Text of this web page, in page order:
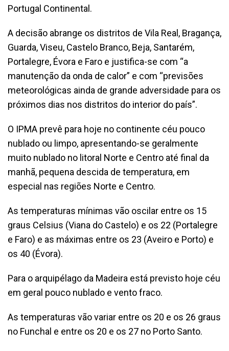
Portugal Continental.
A decisão abrange os distritos de Vila Real, Bragança,
Guarda, Viseu, Castelo Branco, Beja, Santarém,
Portalegre, Évora e Faro e justifica-se com “a
manutenção da onda de calor” e com “previsões
meteorológicas ainda de grande adversidade para os
próximos dias nos distritos do interior do país”.
O IPMA prevê para hoje no continente céu pouco
nublado ou limpo, apresentando-se geralmente
muito nublado no litoral Norte e Centro até final da
manhã, pequena descida de temperatura, em
especial nas regiões Norte e Centro.
As temperaturas mínimas vão oscilar entre os 15
graus Celsius (Viana do Castelo) e os 22 (Portalegre
e Faro) e as máximas entre os 23 (Aveiro e Porto) e
os 40 (Évora).
Para o arquipélago da Madeira está previsto hoje céu
em geral pouco nublado e vento fraco.
As temperaturas vão variar entre os 20 e os 26 graus
no Funchal e entre os 20 e os 27 no Porto Santo.